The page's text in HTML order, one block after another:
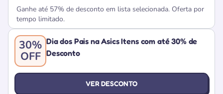
Ganhe até 57% de desconto em lista selecionada. Oferta por
tempo limitado.
30%
OFF
Dia dos Pais na Asics Itens com até 30% de
Desconto
VER DESCONTO